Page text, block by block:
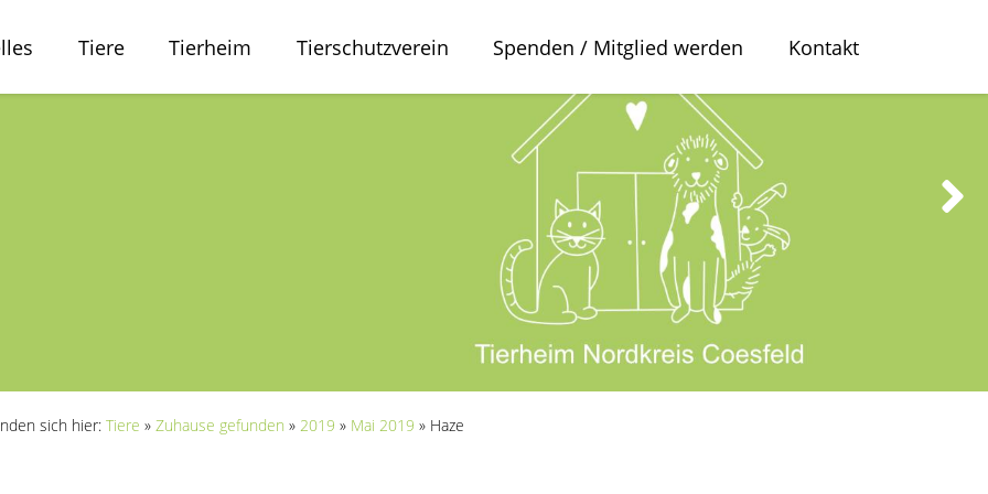
Tiere Tierheim Tierschutzverein Spenden / Mitglied werden Kontakt
sich hier: Tiere » Zuhause gefunden » 2019 » Mai 2019 » Haze